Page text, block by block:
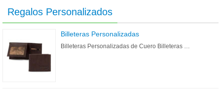
Regalos Personalizados
Billeteras Personalizadas
Billeteras Personalizadas de Cuero Billeteras …